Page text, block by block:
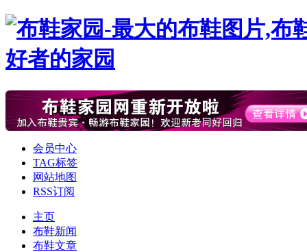
会员中心
TAG标签
网站地图
RSS订阅
主页
布鞋新闻
布鞋文章